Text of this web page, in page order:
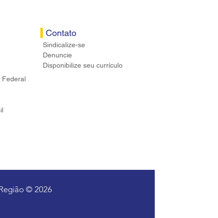
Federal
Contato
Sindicalize-se
Denuncie
Disponibilize seu currículo
© 2026